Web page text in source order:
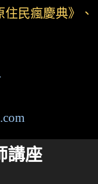
民瘋慶典》、
講座